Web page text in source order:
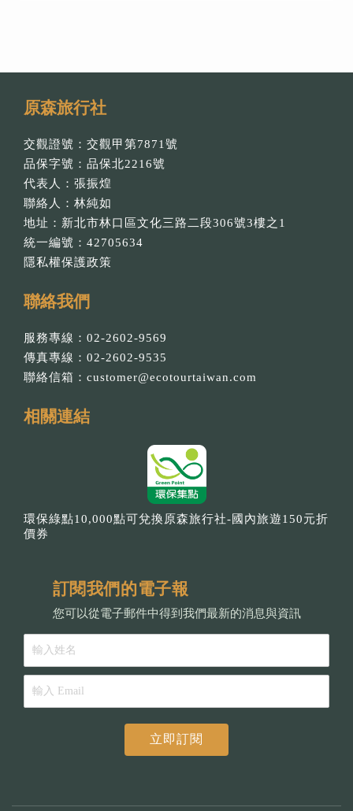
原森旅行社
交觀證號：交觀甲第7871號
品保字號：品保北2216號
代表人：張振煌
聯絡人：林純如
地址：新北市林口區文化三路二段306號3樓之1
統一編號：42705634
隱私權保護政策
聯絡我們
服務專線：02-2602-9569
傳真專線：02-2602-9535
聯絡信箱： customer@ecotourtaiwan.com
相關連結
環保綠點10,000點可兌換原森旅行社-國內旅遊150元折
價券
訂閱我們的電子報
您可以從電子郵件中得到我們最新的消息與資訊
立即訂閱